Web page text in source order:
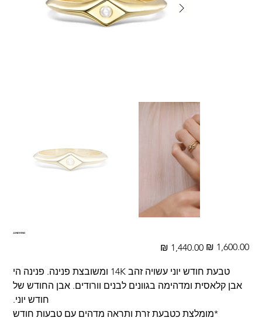
JUNE RING
מחיר
מקורי
‏1,600.00 ‏₪
מחיר
מבצע
‏1,440.00 ‏₪
טבעת חודש יוני עשויה זהב 14K ומשובצת פנינה. פנינה הי
אבן קלאסית ומדהימה בגוונים לבנים וורודים. אבן החודש של
חודש יוני.
*מומלצת כטבעת זרת ותראה מדהים עם טבעות חודש